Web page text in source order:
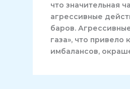
что значительная
агрессивные
баров.
газа», что
имбалансов,